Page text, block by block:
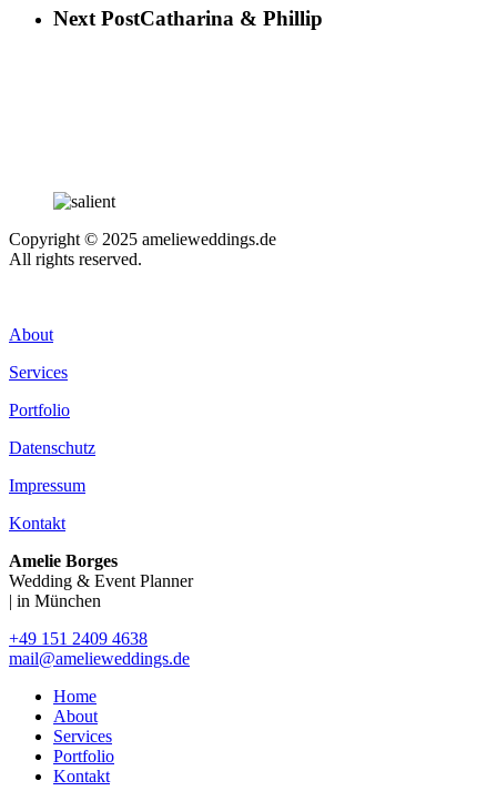
Next PostCatharina & Phillip
Copyright © 2025 amelieweddings.de
All rights reserved.
About
Services
Portfolio
Datenschutz
Impressum
Kontakt
Amelie Borges
Wedding & Event Planner
| in München
+49 151 2409 4638
mail@amelieweddings.de
Home
About
Services
Portfolio
Kontakt